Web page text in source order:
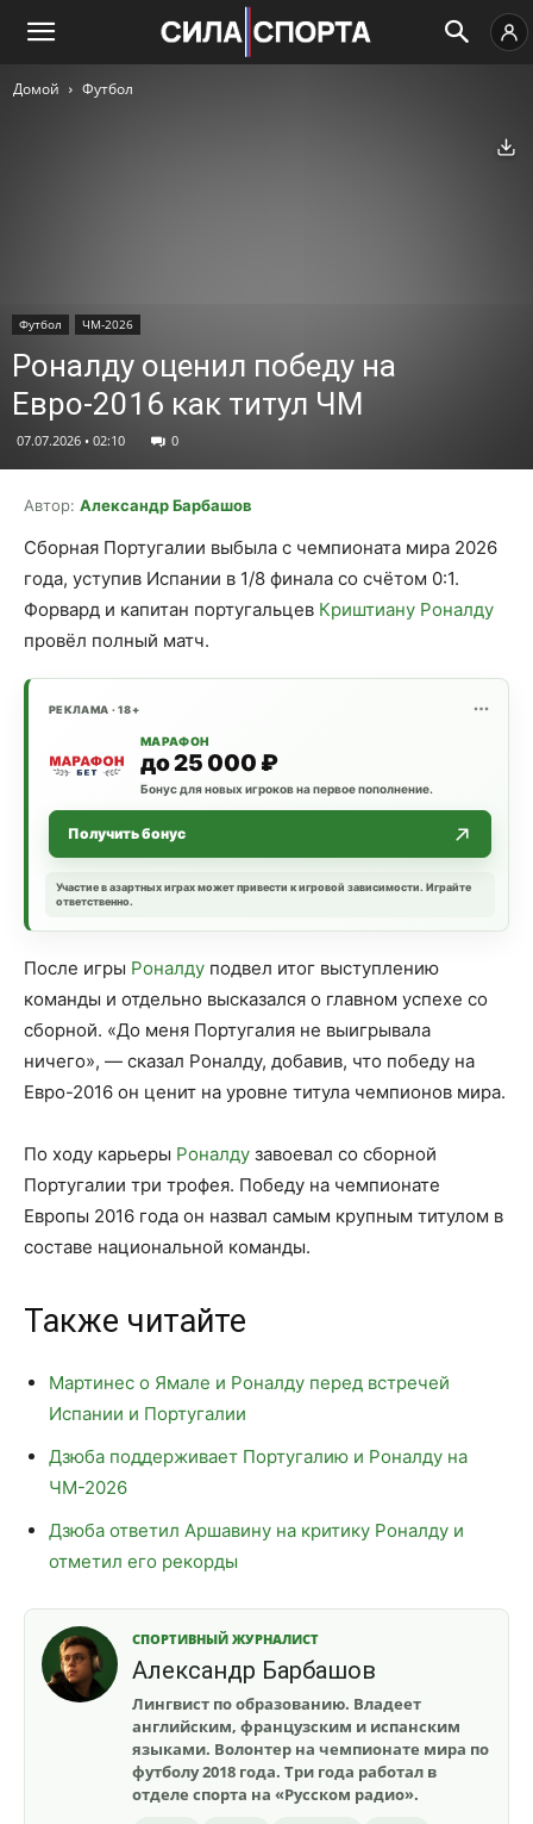
Домой Футбол
Футбол ЧМ-2026
Роналду оценил победу на
Евро-2016 как титул ЧМ
07.07.2026 • 02:10 0
Автор: Александр Барбашов
Сборная Португалии выбыла с чемпионата мира 2026
года, уступив Испании в 1/8 финала со счётом 0:1.
Форвард и капитан португальцев Криштиану Роналду
провёл полный матч.
РЕКЛАМА · 18+
МАРАФОН
до 25 000 ₽
Бонус для новых игроков на первое пополнение.
Получить бонус
Участие в азартных играх может привести к игровой зависимости. Играйте
ответственно.
После игры Роналду подвел итог выступлению
команды и отдельно высказался о главном успехе со
сборной. «До меня Португалия не выигрывала
ничего», — сказал Роналду, добавив, что победу на
Евро-2016 он ценит на уровне титула чемпионов мира.
По ходу карьеры Роналду завоевал со сборной
Португалии три трофея. Победу на чемпионате
Европы 2016 года он назвал самым крупным титулом в
составе национальной команды.
Также читайте
Мартинес о Ямале и Роналду перед встречей
Испании и Португалии
Дзюба поддерживает Португалию и Роналду на
ЧМ-2026
Дзюба ответил Аршавину на критику Роналду и
отметил его рекорды
СПОРТИВНЫЙ ЖУРНАЛИСТ
Александр Барбашов
Лингвист по образованию. Владеет
английским, французским и испанским
языками. Волонтер на чемпионате мира по
футболу 2018 года. Три года работал в
отделе спорта на «Русском радио».